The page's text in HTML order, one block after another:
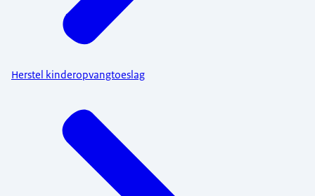
Herstel kinderopvangtoeslag